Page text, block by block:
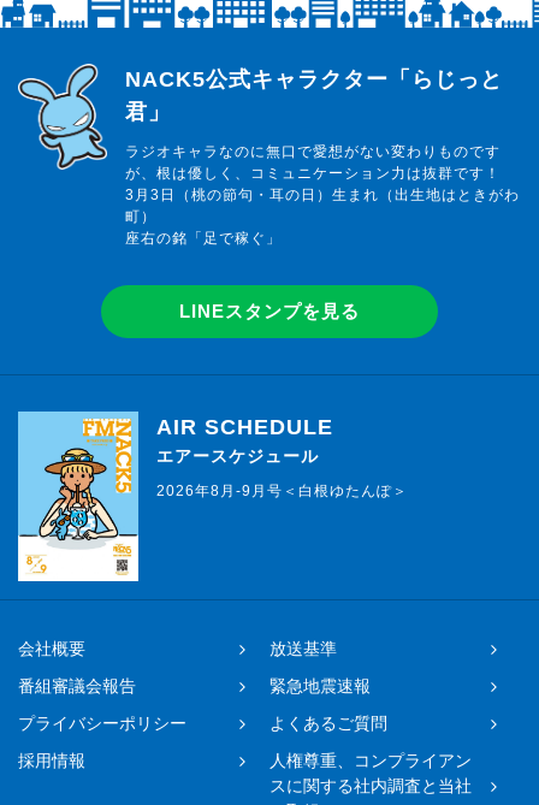
らじっと君
NACK5公式キャラクター「らじっと
君」
ラジオキャラなのに無口で愛想がない変わりものです
が、根は優しく、コミュニケーション力は抜群です！
3月3日（桃の節句・耳の日）生まれ（出生地はときがわ
町）
座右の銘「足で稼ぐ」
LINEスタンプを見る
AIR SCHEDULE
エアースケジュール
2026年8月-9月号＜白根ゆたんぽ＞
会社概要
放送基準
番組審議会報告
緊急地震速報
プライバシーポリシー
よくあるご質問
採用情報
人権尊重、コンプライアン
スに関する社内調査と当社